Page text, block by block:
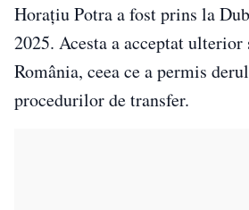
Horațiu Potra a fost prins la
2025. Acesta a acceptat ulterior
România, ceea ce a permis
procedurilor de transfer.